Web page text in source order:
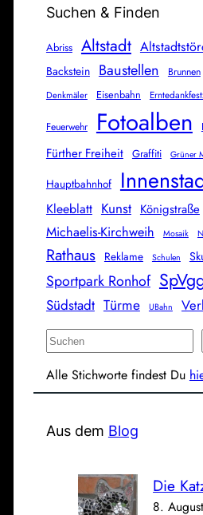
Suchen & Finden
Abriss Altstadt
Backstein Baustellen Brunnen
Denkmäler
Eisenbahn
Feuerwehr Fotoalben
Fürther Freiheit Graffiti Grüner
Hauptbahnhof
Kleeblatt Kunst Königstraße
Michaelis-Kirchweih Mosaik
Rathaus Reklame Schulen
Sportpark Ronhof
Südstadt Türme UBahn
S
c
e
Alle Stichworte findest Du
Aus dem Blog
Die
8.